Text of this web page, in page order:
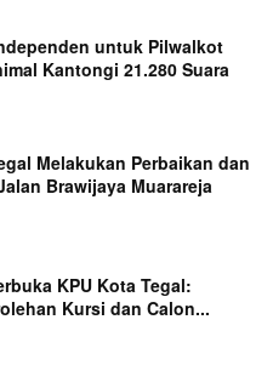
untuk Pilwalkot
Kantongi 21.280 Suara
Melakukan Perbaikan dan
Brawijaya Muarareja
KPU Kota Tegal:
Kursi dan Calon...